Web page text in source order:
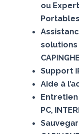
ou
Portables
Support
Aide à
Entretien
PC,